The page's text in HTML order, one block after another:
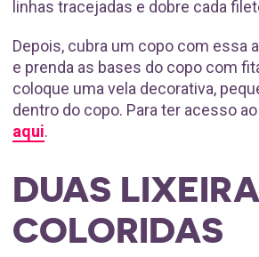
linhas tracejadas e dobre cada
Depois, cubra um copo com essa
e prenda as bases do copo com
coloque uma vela decorativa,
dentro do copo. Para ter acesso
aqui.
DUAS
COLORIDAS